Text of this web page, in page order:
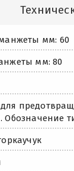
мм: 60
мм: 80